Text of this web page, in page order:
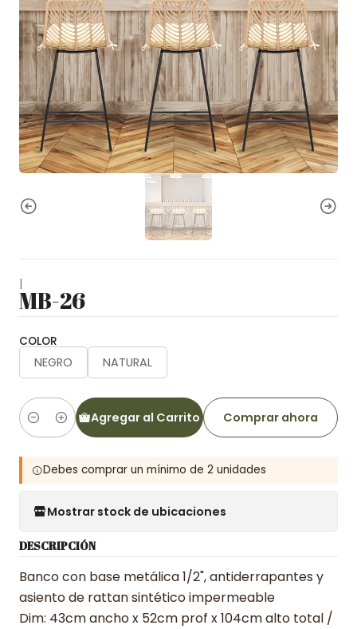
|
MB-26
COLOR
NEGRO NATURAL
Cantidad
Agregar al Carrito Comprar ahora
Debes comprar un mínimo de 2 unidades
Mostrar stock de ubicaciones
DESCRIPCIÓN
Banco con base metálica 1/2", antiderrapantes y
asiento de rattan sintético impermeable
Dim: 43cm ancho x 52cm prof x 104cm alto total /